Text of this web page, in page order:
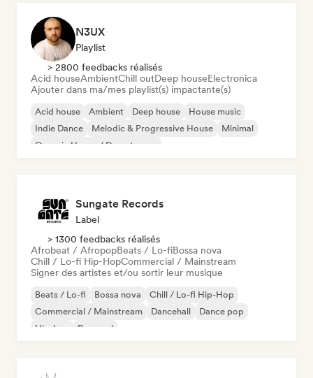
N3UX
Playlist
> 2800 feedbacks réalisés
Acid houseAmbientChill outDeep houseElectronica
Ajouter dans ma/mes playlist(s) impactante(s)
Acid house Ambient Deep house
House music
Indie Dance
Melodic & Progressive House
Minimal
Organic House / Downtempo
Sungate Records
Label
> 1300 feedbacks réalisés
Afrobeat / AfropopBeats / Lo-fiBossa nova
Chill / Lo-fi Hip-HopCommercial / Mainstream
Signer des artistes et/ou sortir leur musique
Beats / Lo-fi Bossa nova
Chill / Lo-fi Hip-Hop
Commercial / Mainstream
Dancehall
Dance pop
Hip-hop
Pop soul